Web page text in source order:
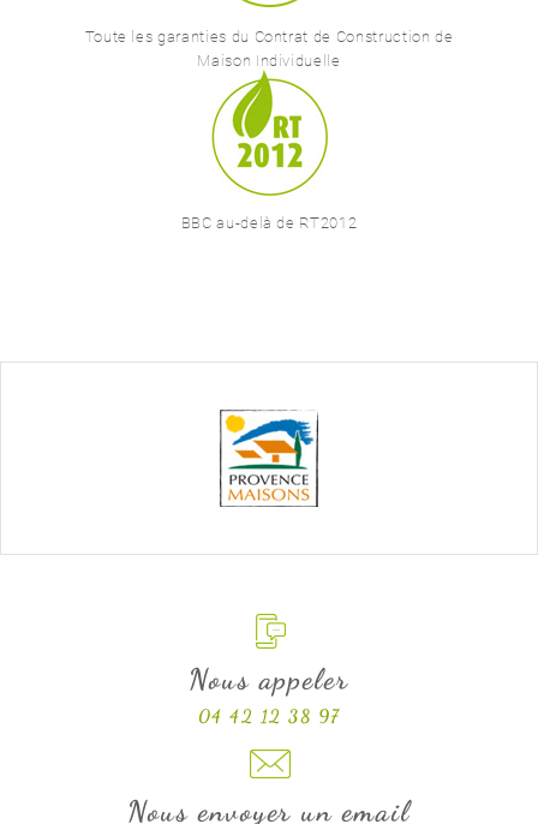
Toute les garanties du Contrat de Construction de
Maison Individuelle
BBC au-delà de RT2012
Nous appeler
04 42 12 38 97
Nous envoyer un email